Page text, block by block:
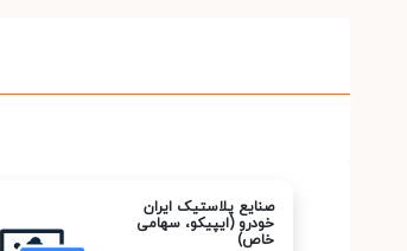
صنایع پلاستیک ایران
خودرو (ایپیکو، سهامی
خاص)